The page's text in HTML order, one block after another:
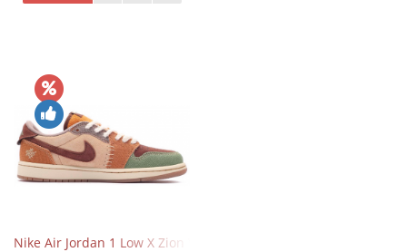
Nike Air Jordan 1 Low X Zion Williamson Voodoo